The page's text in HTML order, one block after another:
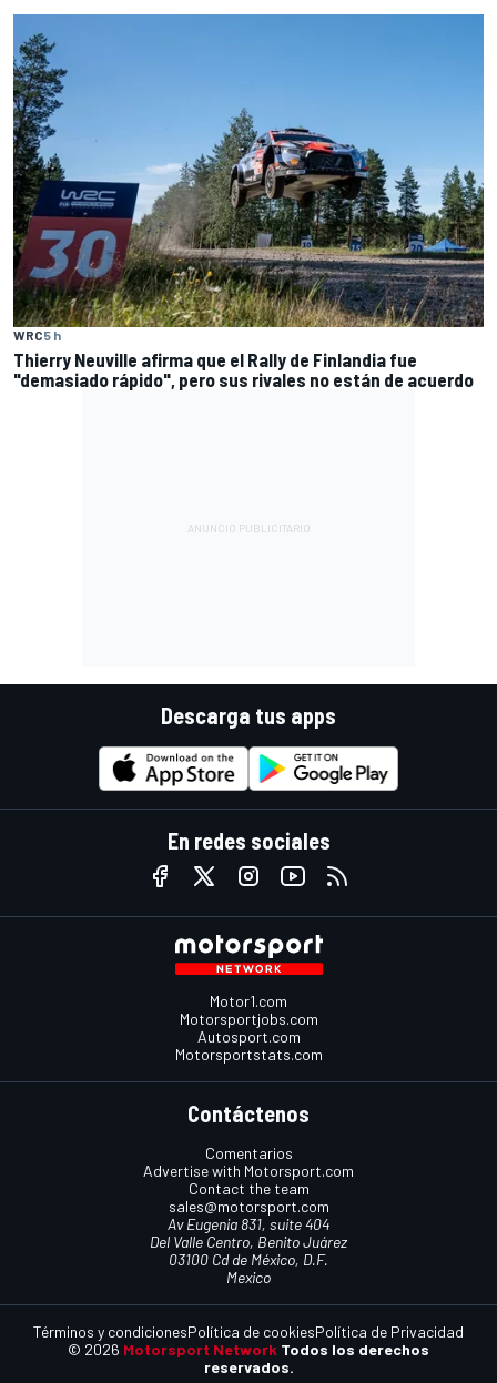
WRC5 h
Thierry Neuville afirma que el Rally de Finlandia fue
"demasiado rápido", pero sus rivales no están de acuerdo
Descarga tus apps
En redes sociales
Motor1.com
Motorsportjobs.com
Autosport.com
Motorsportstats.com
Contáctenos
Comentarios
Advertise with Motorsport.com
Contact the team
sales@motorsport.com
Av Eugenia 831, suite 404
Del Valle Centro, Benito Juárez
03100 Cd de México, D.F.
Mexico
© 2026 Motorsport Network Todos los derechos
reservados.
Términos y condicionesPolítica de cookiesPolítica de Privacidad